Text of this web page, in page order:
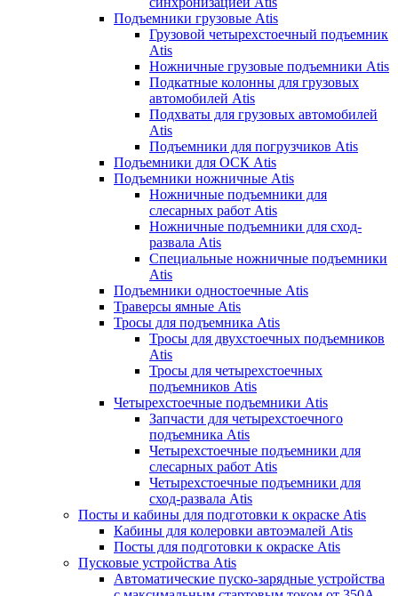
Подъемники грузовые Atis
Грузовой четырехстоечный подъемник
Atis
Ножничные грузовые подъемники Atis
Подкатные колонны для грузовых
автомобилей Atis
Подхваты для грузовых автомобилей
Atis
Подъемники для погрузчиков Atis
Подъемники для ОСК Atis
Подъемники ножничные Atis
Ножничные подъемники для
слесарных работ Atis
Ножничные подъемники для сход-
развала Atis
Специальные ножничные подъемники
Atis
Подъемники одностоечные Atis
Траверсы ямные Atis
Тросы для подъемника Atis
Тросы для двухстоечных подъемников
Atis
Тросы для четырехстоечных
подъемников Atis
Четырехстоечные подъемники Atis
Запчасти для четырехстоечного
подъемника Atis
Четырехстоечные подъемники для
слесарных работ Atis
Четырехстоечные подъемники для
сход-развала Atis
Посты и кабины для подготовки к окраске Atis
Кабины для колеровки автоэмалей Atis
Посты для подготовки к окраске Atis
Пусковые устройства Atis
Автоматические пуско-зарядные устройства